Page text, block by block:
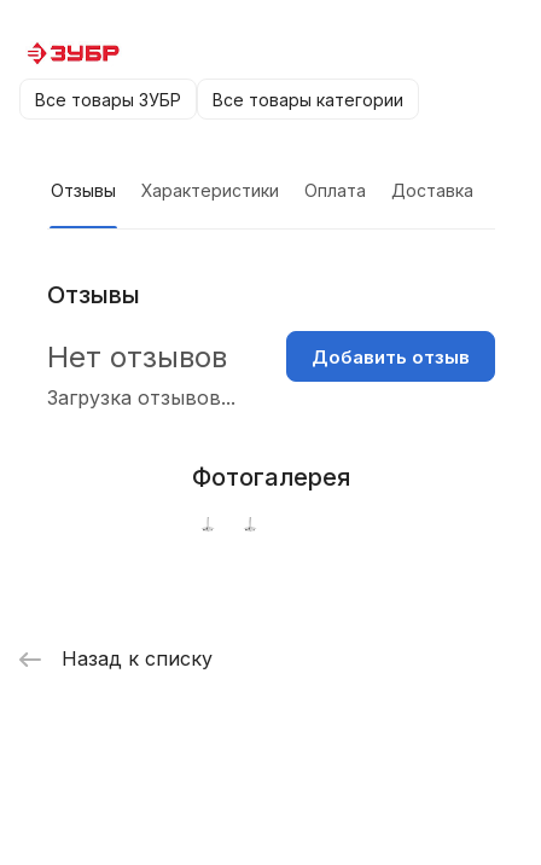
Все товары ЗУБР Все товары категории
Отзывы Характеристики Оплата Доставка
Отзывы
Загрузка отзывов...
Нет отзывов Добавить отзыв
Фотогалерея
Назад к списку